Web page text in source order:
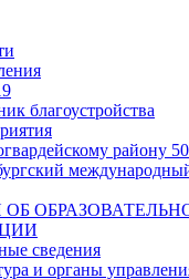
благоустройства
району
сведения
и органы